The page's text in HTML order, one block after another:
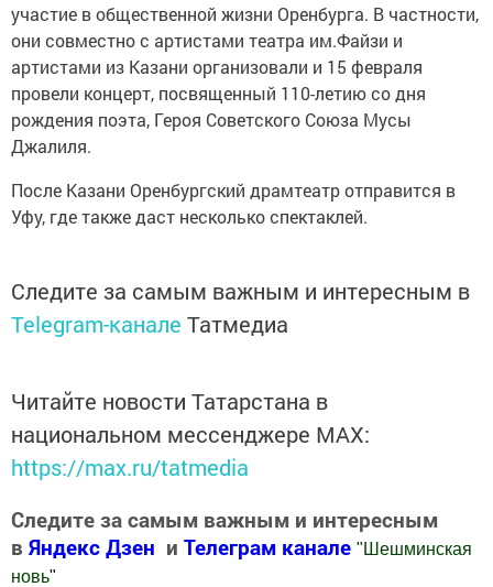
участие в общественной жизни Оренбурга. В частности,
они совместно с артистами театра им.Файзи и
артистами из Казани организовали и 15 февраля
провели концерт, посвященный 110-летию со дня
рождения поэта, Героя Советского Союза Мусы
Джалиля.
После Казани Оренбургский драмтеатр отправится в
Уфу, где также даст несколько спектаклей.
Следите за самым важным и интересным в
Telegram-канале Татмедиа
Читайте новости Татарстана в
национальном мессенджере MАХ:
https://max.ru/tatmedia
Следите за самым важным и интересным
в Яндекс Дзен и Телеграм канале " Шешминская
новь"